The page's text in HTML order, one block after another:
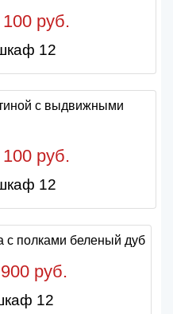
руб.
12
руб.
12
руб.
12